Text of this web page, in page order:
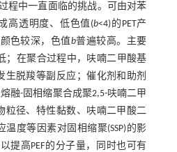
程中一直面临的挑战。可由对苯
高透明度、低色值(b<4)的PET产
色较深，色值b普遍较高。主要
；在聚合过程中，呋喃二甲酸基
生脱羧等副反应；催化剂和助剂
融-固相缩聚合成聚2,5-呋喃二甲
粒径、特性黏数、呋喃二甲酸二
度等因素对固相缩聚(SSP)的影
提高PEF的分子量，同时也可有